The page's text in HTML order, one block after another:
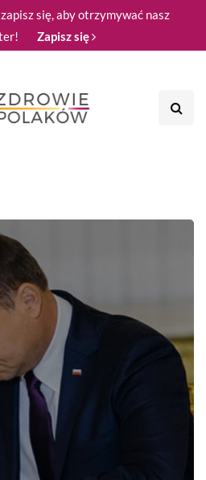
zapisz się, aby otrzymywać nasz
Zapisz się